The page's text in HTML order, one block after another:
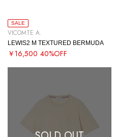
SALE
VICOMTE A.
LEWIS2 M TEXTURED BERMUDA
￥16,500 40%OFF